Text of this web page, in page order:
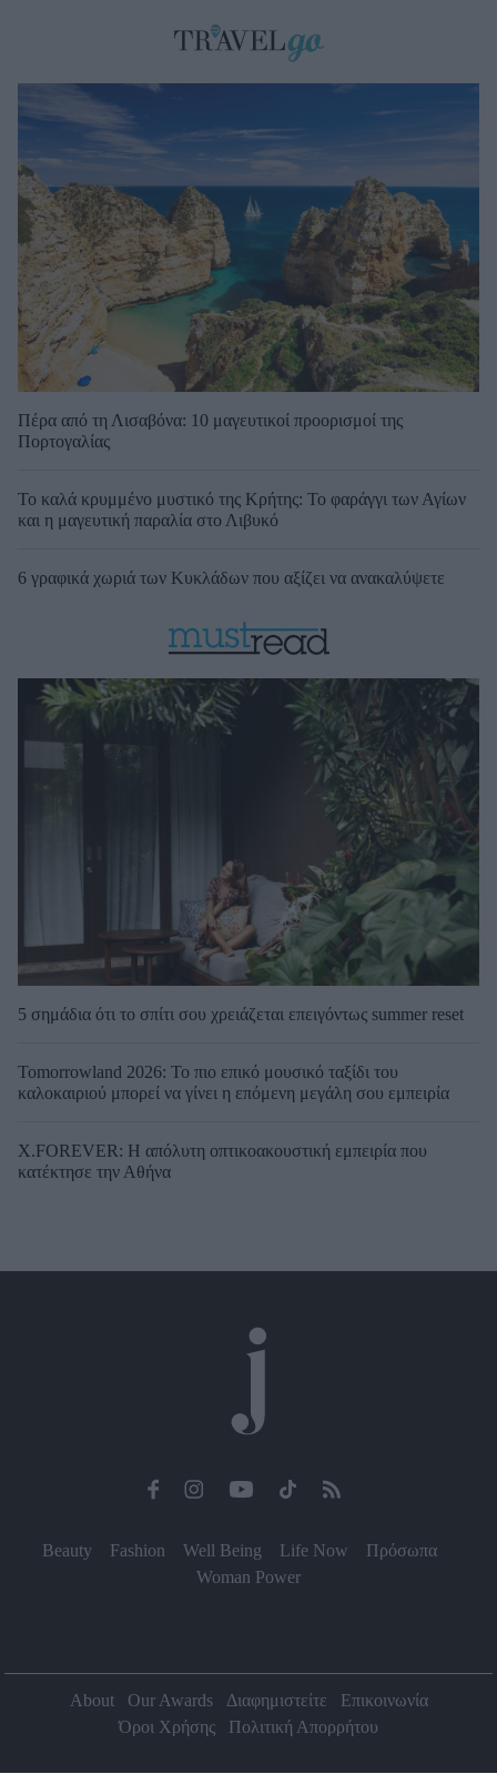
Πέρα από τη Λισαβόνα: 10 μαγευτικοί προορισμοί της
Πορτογαλίας
Το καλά κρυμμένο μυστικό της Κρήτης: Το φαράγγι των Αγίων
και η μαγευτική παραλία στο Λιβυκό
6 γραφικά χωριά των Κυκλάδων που αξίζει να ανακαλύψετε
5 σημάδια ότι το σπίτι σου χρειάζεται επειγόντως summer reset
Tomorrowland 2026: Το πιο επικό μουσικό ταξίδι του
καλοκαιριού μπορεί να γίνει η επόμενη μεγάλη σου εμπειρία
X.FOREVER: Η απόλυτη οπτικοακουστική εμπειρία που
κατέκτησε την Αθήνα
Beauty Fashion Well Being Life Now
Πρόσωπα
Woman Power
About Our Awards Διαφημιστείτε
Επικοινωνία
Όροι Χρήσης
Πολιτική Απορρήτου